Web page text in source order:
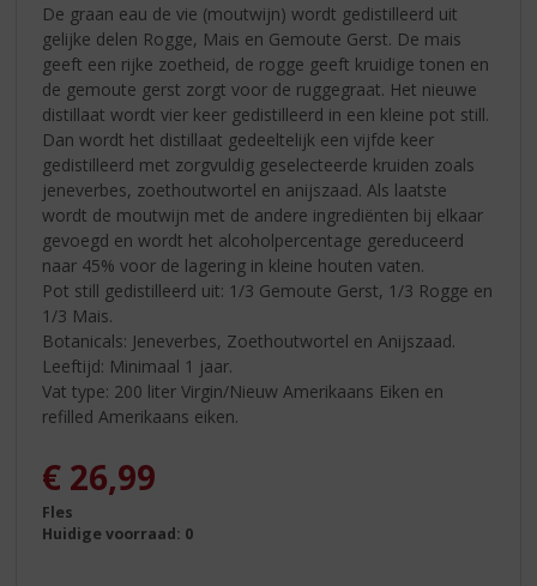
De graan eau de vie (moutwijn) wordt gedistilleerd uit
gelijke delen Rogge, Mais en Gemoute Gerst. De mais
geeft een rijke zoetheid, de rogge geeft kruidige tonen en
de gemoute gerst zorgt voor de ruggegraat. Het nieuwe
distillaat wordt vier keer gedistilleerd in een kleine pot still.
Dan wordt het distillaat gedeeltelijk een vijfde keer
gedistilleerd met zorgvuldig geselecteerde kruiden zoals
jeneverbes, zoethoutwortel en anijszaad. Als laatste
wordt de moutwijn met de andere ingrediënten bij elkaar
gevoegd en wordt het alcoholpercentage gereduceerd
naar 45% voor de lagering in kleine houten vaten.
Pot still gedistilleerd uit: 1/3 Gemoute Gerst, 1/3 Rogge en
1/3 Mais.
Botanicals: Jeneverbes, Zoethoutwortel en Anijszaad.
Leeftijd: Minimaal 1 jaar.
Vat type: 200 liter Virgin/Nieuw Amerikaans Eiken en
refilled Amerikaans eiken.
€ 26,99
Fles
Huidige voorraad: 0